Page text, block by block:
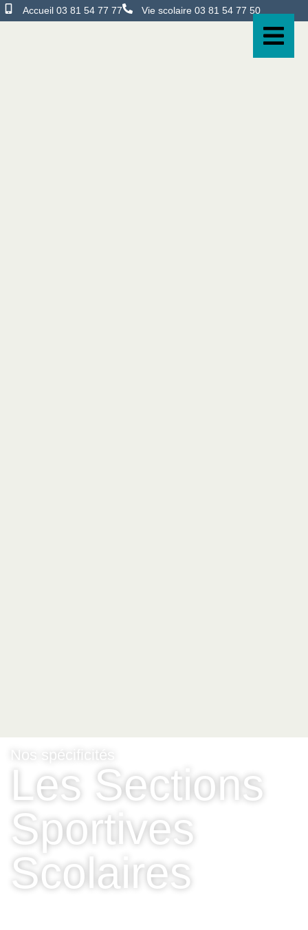
Accueil 03 81 54 77 77 Vie scolaire 03 81 54 77 50
Nos spécificités
Les Sections
Sportives
Scolaires